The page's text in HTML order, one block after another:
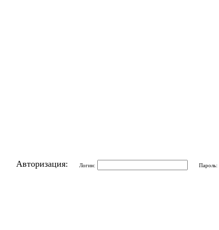
Авторизация: Логин: Пароль: